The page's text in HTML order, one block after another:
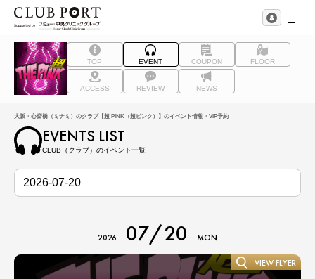
TOP EVENT COUPON FLOOR
ACCESS REVIEW NEWS
大阪・心斎橋（ミナミ）のクラブ【超 PINK（超ピンク）】のイベント情報・VIP予約
EVENTS LIST
CLUB（クラブ）のイベント一覧
2026 07/20 MON
VIEW FLYER